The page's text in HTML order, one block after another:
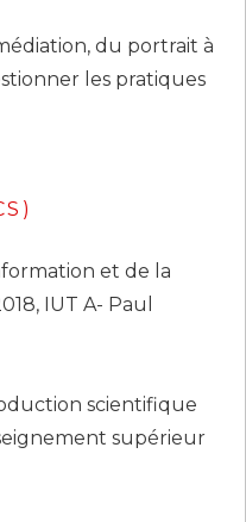
du portrait à
les pratiques
et de la
IUT A- Paul
scientifique
supérieur